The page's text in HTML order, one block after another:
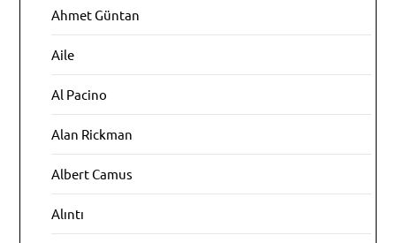
Ahmet Güntan
Aile
Al Pacino
Alan Rickman
Albert Camus
Alıntı